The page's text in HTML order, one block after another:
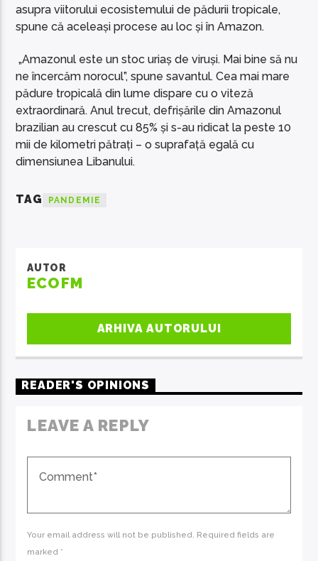
asupra viitorului ecosistemului de pădurii tropicale,
spune că aceleași procese au loc și în Amazon.
„Amazonul este un stoc uriaș de viruși. Mai bine să nu
ne încercăm norocul”, spune savantul. Cea mai mare
pădure tropicală din lume dispare cu o viteză
extraordinară. Anul trecut, defrișările din Amazonul
brazilian au crescut cu 85% și s-au ridicat la peste 10
mii de kilometri pătrați – o suprafață egală cu
dimensiunea Libanului.
TAG PANDEMIE
AUTOR
ECOFM
ARHIVA AUTORULUI
READER'S OPINIONS
LEAVE A REPLY
Your email address will not be published. Required fields are
marked *